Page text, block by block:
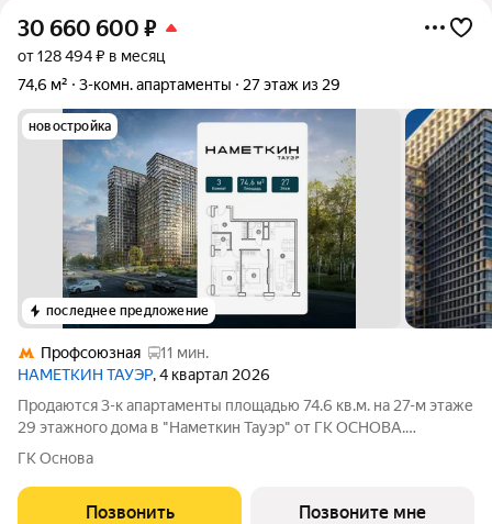
30 660 600 ₽
от 128 494 ₽ в месяц
74,6 м²
3-комн. апартаменты 27 этаж из 29
новостройка
последнее предложение
Профсоюзная
11 мин.
НАМЕТКИН ТАУЭР, 4 квартал 2026
Продаются 3-к апартаменты площадью 74.6 кв.м. на 27-м этаже
29 этажного дома в "Наметкин Тауэр" от ГК ОСНОВА.
Наметкин Тауэр - комплекс бизнес-класса с премиальным
Западе Москвы. Архитектура от
ГК Основа
Позвонить Позвоните мне